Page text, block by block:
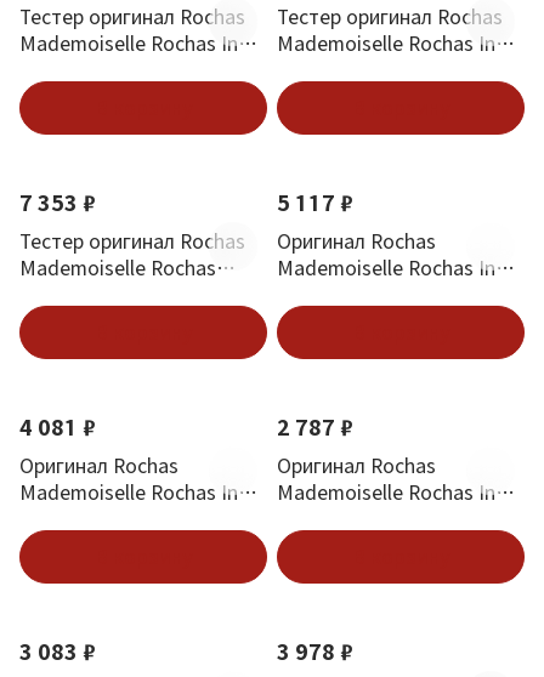
Тестер оригинал Rochas
Mademoiselle Rochas In
Тестер оригинал Rochas
Mademoiselle Rochas In
7 353 ₽
Тестер оригинал Rochas
Mademoiselle Rochas
5 117 ₽
Оригинал Rochas
Mademoiselle Rochas In
4 081 ₽
Оригинал Rochas
Mademoiselle Rochas In
2 787 ₽
Оригинал Rochas
Mademoiselle Rochas In
3 083 ₽ 3 978 ₽